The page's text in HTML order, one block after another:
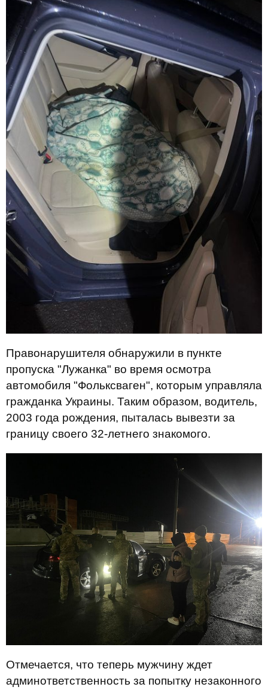
Правонарушителя обнаружили в пункте
пропуска "Лужанка" во время осмотра
автомобиля "Фольксваген", которым управляла
гражданка Украины. Таким образом, водитель,
2003 года рождения, пыталась вывезти за
границу своего 32-летнего знакомого.
Отмечается, что теперь мужчину ждет
админответственность за попытку незаконного